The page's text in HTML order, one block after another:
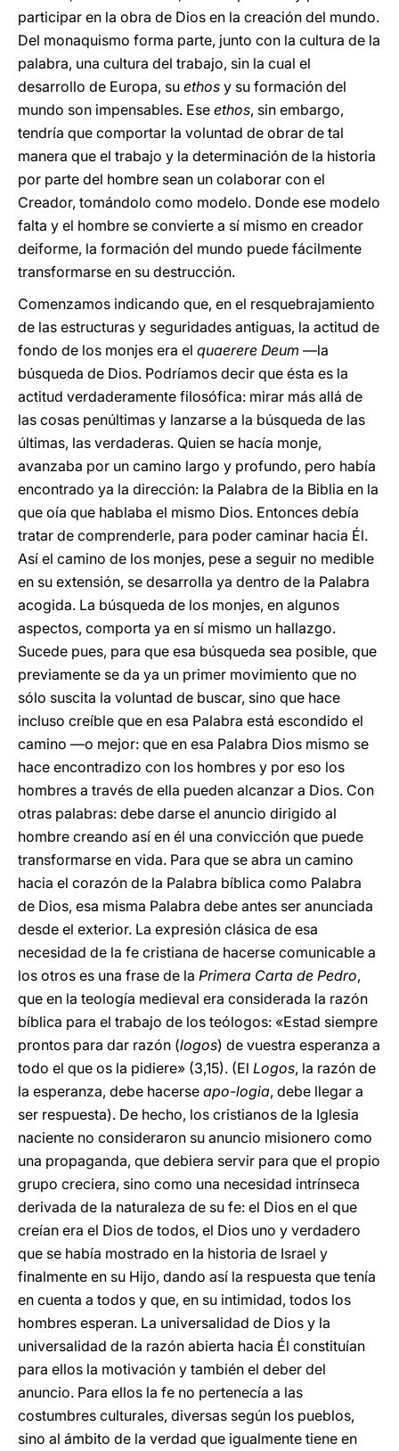
participar en la obra de Dios en la creación del mundo.
Del monaquismo forma parte, junto con la cultura de la
palabra, una cultura del trabajo, sin la cual el
desarrollo de Europa, su ethos y su formación del
mundo son impensables. Ese ethos, sin embargo,
tendría que comportar la voluntad de obrar de tal
manera que el trabajo y la determinación de la historia
por parte del hombre sean un colaborar con el
Creador, tomándolo como modelo. Donde ese modelo
falta y el hombre se convierte a sí mismo en creador
deiforme, la formación del mundo puede fácilmente
transformarse en su destrucción.
Comenzamos indicando que, en el resquebrajamiento
de las estructuras y seguridades antiguas, la actitud de
fondo de los monjes era el quaerere Deum —la
búsqueda de Dios. Podríamos decir que ésta es la
actitud verdaderamente filosófica: mirar más allá de
las cosas penúltimas y lanzarse a la búsqueda de las
últimas, las verdaderas. Quien se hacía monje,
avanzaba por un camino largo y profundo, pero había
encontrado ya la dirección: la Palabra de la Biblia en la
que oía que hablaba el mismo Dios. Entonces debía
tratar de comprenderle, para poder caminar hacia Él.
Así el camino de los monjes, pese a seguir no medible
en su extensión, se desarrolla ya dentro de la Palabra
acogida. La búsqueda de los monjes, en algunos
aspectos, comporta ya en sí mismo un hallazgo.
Sucede pues, para que esa búsqueda sea posible, que
previamente se da ya un primer movimiento que no
sólo suscita la voluntad de buscar, sino que hace
incluso creíble que en esa Palabra está escondido el
camino —o mejor: que en esa Palabra Dios mismo se
hace encontradizo con los hombres y por eso los
hombres a través de ella pueden alcanzar a Dios. Con
otras palabras: debe darse el anuncio dirigido al
hombre creando así en él una convicción que puede
transformarse en vida. Para que se abra un camino
hacia el corazón de la Palabra bíblica como Palabra
de Dios, esa misma Palabra debe antes ser anunciada
desde el exterior. La expresión clásica de esa
necesidad de la fe cristiana de hacerse comunicable a
los otros es una frase de la Primera Carta de Pedro,
que en la teología medieval era considerada la razón
bíblica para el trabajo de los teólogos: «Estad siempre
prontos para dar razón (logos) de vuestra esperanza a
todo el que os la pidiere» (3,15). (El Logos, la razón de
la esperanza, debe hacerse apo-logia, debe llegar a
ser respuesta). De hecho, los cristianos de la Iglesia
naciente no consideraron su anuncio misionero como
una propaganda, que debiera servir para que el propio
grupo creciera, sino como una necesidad intrínseca
derivada de la naturaleza de su fe: el Dios en el que
creían era el Dios de todos, el Dios uno y verdadero
que se había mostrado en la historia de Israel y
finalmente en su Hijo, dando así la respuesta que tenía
en cuenta a todos y que, en su intimidad, todos los
hombres esperan. La universalidad de Dios y la
universalidad de la razón abierta hacia Él constituían
para ellos la motivación y también el deber del
anuncio. Para ellos la fe no pertenecía a las
costumbres culturales, diversas según los pueblos,
sino al ámbito de la verdad que igualmente tiene en